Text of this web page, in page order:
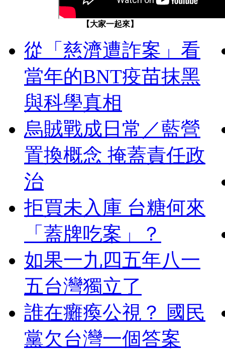
【大家一起來】
從「慈濟遭詐案」看
當年的BNT疫苗抹黑
與科學真相
烏賊戰成日常／藍營
置換概念 掩蓋責任政
治
拒買未入庫 台糖何來
「蓋牌吃案」？
如果一九四五年八一
五台灣獨立了
誰在癱瘓公視？ 國民
黨欠台灣一個答案